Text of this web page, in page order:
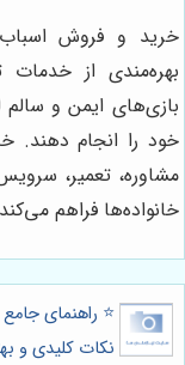
خرید و فروش
بهره‌مندی از
بازی‌های ایمن و سالم
خود را انجام دهند.
مشاوره، تعمیر،
خانواده‌ها فراهم
⭐️ راهنمای
نکات کلیدی و